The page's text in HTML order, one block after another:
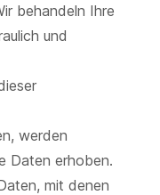
behandeln Ihre
und
werden
Daten erhoben.
mit denen